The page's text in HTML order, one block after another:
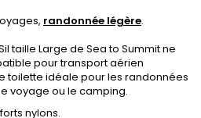
randonnée légère.
taille Large de Sea to Summit ne
pour transport aérien
toilette idéale pour les randonnées
voyage ou le camping.
nylons.